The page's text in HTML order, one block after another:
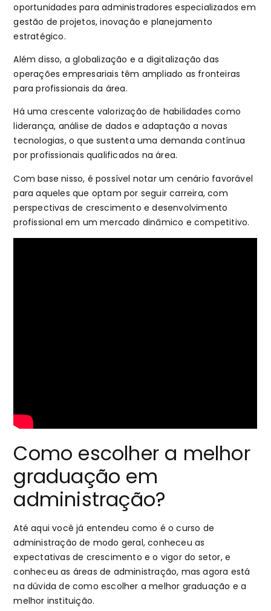
oportunidades para administradores especializados em
gestão de projetos, inovação e planejamento
estratégico.
Além disso, a globalização e a digitalização das
operações empresariais têm ampliado as fronteiras
para profissionais da área.
Há uma crescente valorização de habilidades como
liderança, análise de dados e adaptação a novas
tecnologias, o que sustenta uma demanda contínua
por profissionais qualificados na área.
Com base nisso, é possível notar um cenário favorável
para aqueles que optam por seguir carreira, com
perspectivas de crescimento e desenvolvimento
profissional em um mercado dinâmico e competitivo.
Como escolher a melhor
graduação em
administração?
Até aqui você já entendeu como é o curso de
administração de modo geral, conheceu as
expectativas de crescimento e o vigor do setor, e
conheceu as áreas de administração, mas agora está
na dúvida de como escolher a melhor graduação e a
melhor instituição.